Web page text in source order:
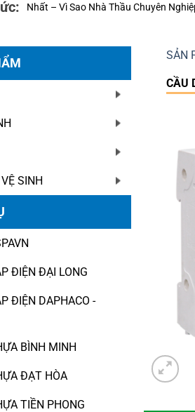
Chuyên Nghiệp Luôn Tính Đến 20 Năm
SINH
ĐIỆN ĐẠI LONG
ĐIỆN DAPHACO -
BÌNH MINH
ĐẠT HÒA
TIỀN PHONG
SẢN
CẦU